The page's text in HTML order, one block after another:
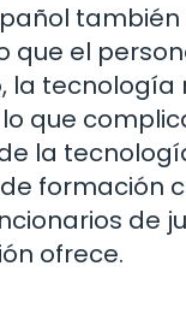
que el
tecnología
que
la
formación
de
ofrece.